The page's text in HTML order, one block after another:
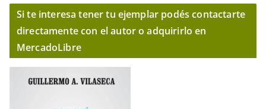
Si te interesa tener tu ejemplar podés contactarte
directamente con el autor o adquirirlo en
MercadoLibre